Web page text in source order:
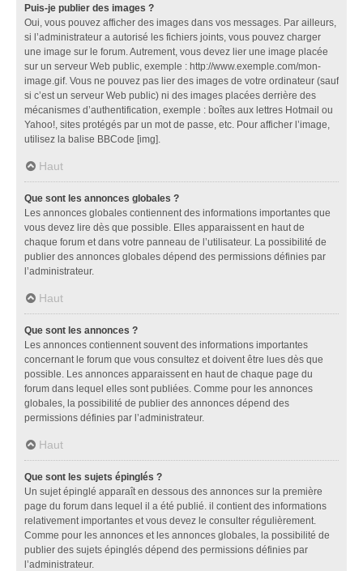
Puis-je publier des images ?
Oui, vous pouvez afficher des images dans vos messages. Par ailleurs,
si l’administrateur a autorisé les fichiers joints, vous pouvez charger
une image sur le forum. Autrement, vous devez lier une image placée
sur un serveur Web public, exemple : http://www.exemple.com/mon-
image.gif. Vous ne pouvez pas lier des images de votre ordinateur (sauf
si c’est un serveur Web public) ni des images placées derrière des
mécanismes d’authentification, exemple : boîtes aux lettres Hotmail ou
Yahoo!, sites protégés par un mot de passe, etc. Pour afficher l’image,
utilisez la balise BBCode [img].
Haut
Que sont les annonces globales ?
Les annonces globales contiennent des informations importantes que
vous devez lire dès que possible. Elles apparaissent en haut de
chaque forum et dans votre panneau de l’utilisateur. La possibilité de
publier des annonces globales dépend des permissions définies par
l’administrateur.
Haut
Que sont les annonces ?
Les annonces contiennent souvent des informations importantes
concernant le forum que vous consultez et doivent être lues dès que
possible. Les annonces apparaissent en haut de chaque page du
forum dans lequel elles sont publiées. Comme pour les annonces
globales, la possibilité de publier des annonces dépend des
permissions définies par l’administrateur.
Haut
Que sont les sujets épinglés ?
Un sujet épinglé apparaît en dessous des annonces sur la première
page du forum dans lequel il a été publié. il contient des informations
relativement importantes et vous devez le consulter régulièrement.
Comme pour les annonces et les annonces globales, la possibilité de
publier des sujets épinglés dépend des permissions définies par
l’administrateur.